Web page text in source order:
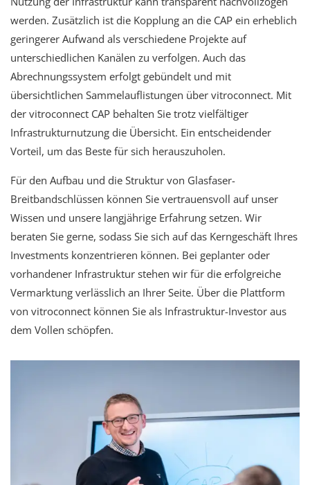
werden. Zusätzlich ist die Kopplung an die CAP ein erheblich
geringerer Aufwand als verschiedene Projekte auf
unterschiedlichen Kanälen zu verfolgen. Auch das
Abrechnungssystem erfolgt gebündelt und mit
übersichtlichen Sammelauflistungen über vitroconnect. Mit
der vitroconnect CAP behalten Sie trotz vielfältiger
Infrastrukturnutzung die Übersicht. Ein entscheidender
Vorteil, um das Beste für sich herauszuholen.
Für den Aufbau und die Struktur von Glasfaser-
Breitbandschlüssen können Sie vertrauensvoll auf unser
Wissen und unsere langjährige Erfahrung setzen. Wir
beraten Sie gerne, sodass Sie sich auf das Kerngeschäft Ihres
Investments konzentrieren können. Bei geplanter oder
vorhandener Infrastruktur stehen wir für die erfolgreiche
Vermarktung verlässlich an Ihrer Seite. Über die Plattform
von vitroconnect können Sie als Infrastruktur-Investor aus
dem Vollen schöpfen.